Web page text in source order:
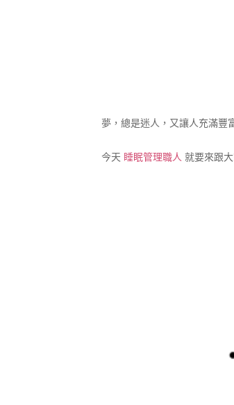
夢，總是迷人，又讓人充滿豐
今天 睡眠管理職人 就要來跟